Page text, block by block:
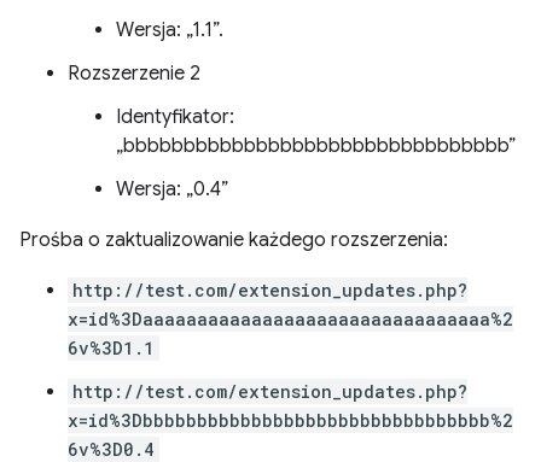
Wersja: „1.1”.
Rozszerzenie 2
Identyfikator:
„bbbbbbbbbbbbbbbbbbbbbbbbbbbbbbbb”
Wersja: „0.4”
Prośba o zaktualizowanie każdego rozszerzenia:
http://test.com/extension_updates.php?
x=id%3Daaaaaaaaaaaaaaaaaaaaaaaaaaaaaaaa%2
6v%3D1.1
http://test.com/extension_updates.php?
x=id%3Dbbbbbbbbbbbbbbbbbbbbbbbbbbbbbbbb%2
6v%3D0.4